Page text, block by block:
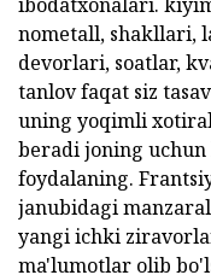
nometall, shakllari,
devorlari, soatlar,
tanlov faqat siz
uning yoqimli
beradi joning
foydalaning.
janubidagi
yangi ichki
ma'lumotlar olib